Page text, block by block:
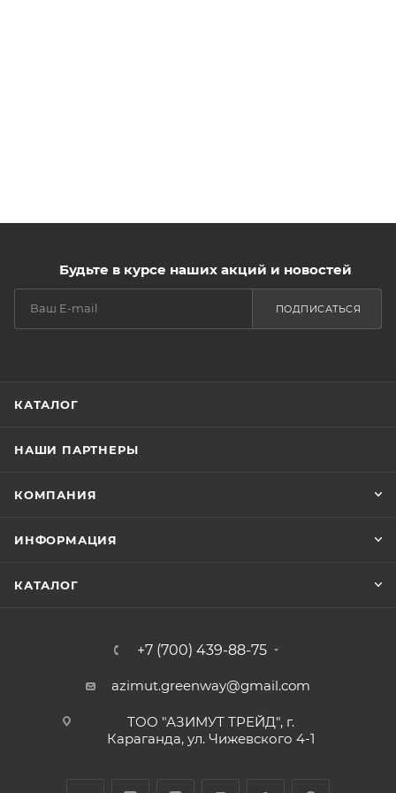
Будьте в курсе наших акций и новостей
ПОДПИСАТЬСЯ
КАТАЛОГ
НАШИ ПАРТНЕРЫ
КОМПАНИЯ
ИНФОРМАЦИЯ
КАТАЛОГ
+7 (700) 439-88-75
azimut.greenway@gmail.com
ТОО "АЗИМУТ ТРЕЙД", г.
Караганда, ул. Чижевского 4-1